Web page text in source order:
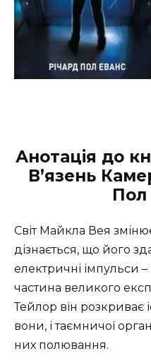
Анотація до
В’язень
Пол
Світ Майкла Вея
дізнається, що його
електричні імпульси
частина великого
Тейлор він розкриває
вони, і таємничої
них полювання.